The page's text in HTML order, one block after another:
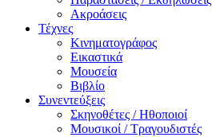
Ακροάσεις
Τέχνες
Κινηματογράφος
Εικαστικά
Μουσεία
Βιβλίο
Συνεντεύξεις
Σκηνοθέτες / Ηθοποιοί
Μουσικοί / Τραγουδιστές